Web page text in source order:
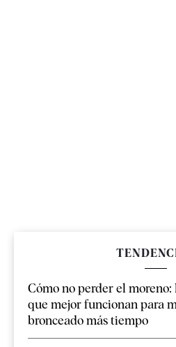
Cómo no perder el moreno:
que mejor funcionan para
bronceado más tiempo